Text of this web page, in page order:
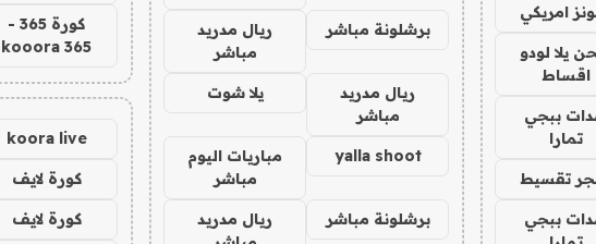
امريكي
يلا لودو
اقساط
ببجي
تمارا
تقسيط
ببجي
برشلونة مباشر
ريال مدريد
مباشر
ريال مدريد
مباشر
يلا شوت
yalla shoot
مباريات اليوم
مباشر
برشلونة مباشر
ريال مدريد
كورة 365 -
kooora 365
koora live
كورة لايف
كورة لايف